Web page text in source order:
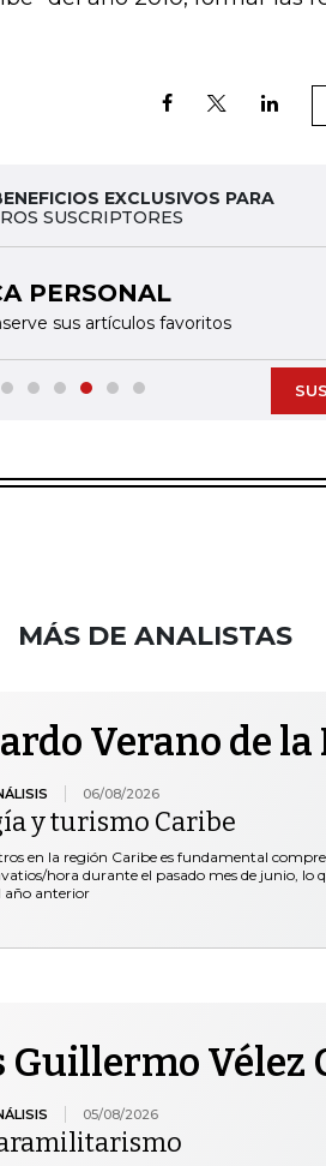
EXCLUSIVOS PARA
SUSCRIPTORES
PERSONAL
sus artículos favoritos
MÁS DE ANALISTAS
Verano de la
06/08/2026
y turismo Caribe
en la región Caribe es fundamental
hora durante el pasado mes de junio, lo
año anterior
Guillermo Vélez
05/08/2026